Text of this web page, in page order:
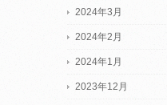
2024年3月
2024年2月
2024年1月
2023年12月